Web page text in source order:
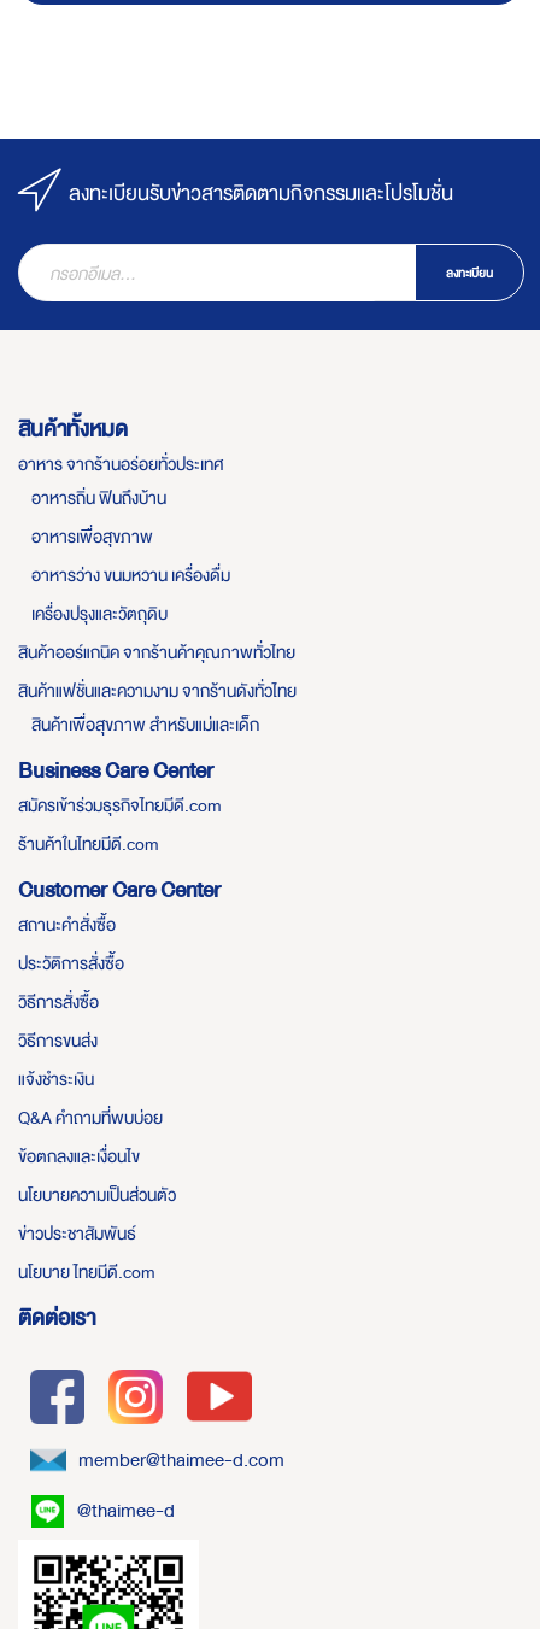
ลงทะเบียนรับข่าวสารติดตามกิจกรรมและโปรโมชั่น
ลงทะเบียน
สินค้าทั้งหมด
อาหาร จากร้านอร่อยทั่วประเทศ
อาหารถิ่น ฟินถึงบ้าน
อาหารเพื่อสุขภาพ
อาหารว่าง ขนมหวาน เครื่องดื่ม
เครื่องปรุงและวัตถุดิบ
สินค้าออร์แกนิค จากร้านค้าคุณภาพทั่วไทย
สินค้าแฟชั่นและความงาม จากร้านดังทั่วไทย
สินค้าเพื่อสุขภาพ สำหรับแม่และเด็ก
Business Care Center
สมัครเข้าร่วมธุรกิจไทยมีดี.com
ร้านค้าในไทยมีดี.com
Customer Care Center
สถานะคำสั่งซื้อ
ประวัติการสั่งซื้อ
วิธีการสั่งซื้อ
วิธีการขนส่ง
แจ้งชำระเงิน
Q&A คำถามที่พบบ่อย
ข้อตกลงและเงื่อนไข
นโยบายความเป็นส่วนตัว
ข่าวประชาสัมพันธ์
นโยบาย ไทยมีดี.com
ติดต่อเรา
member@thaimee-d.com
@thaimee-d